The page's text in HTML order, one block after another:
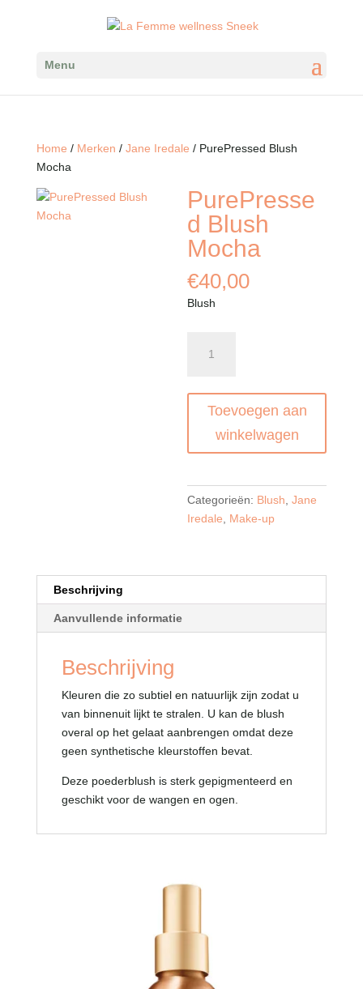
Menu
Home / Merken / Jane Iredale / PurePressed Blush
Mocha
PurePresse
d Blush
Mocha
€40,00
Blush
Blush
aantal
Toevoegen aan
winkelwagen
Categorieën: Blush ,Jane
Iredale
Make-up
Beschrijving
Aanvullende informatie
Beschrijving
Kleuren die zo subtiel en natuurlijk zijn zodat u
van binnenuit lijkt te stralen. U kan de blush
overal op het gelaat aanbrengen omdat deze
geen synthetische kleurstoffen bevat.
Deze poederblush is sterk gepigmenteerd en
geschikt voor de wangen en ogen.